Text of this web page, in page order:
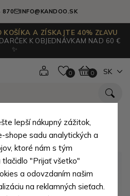
870 INFO@KANDOO.SK
KOŠÍKA A ZÍSKAJTE 40% ZĽAVU
K OBJEDNÁVKAM NAD 60 €
✨
0 0 SK
zipsová kabelka
lepší nákupný zážitok,
shope sadu analytických a
ktoré nám s tým
tlačidlo "Prijať všetko"
a odovzdaním našim
na reklamných sieťach.